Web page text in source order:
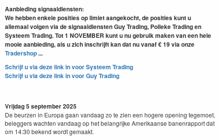
Aanbieding signaaldiensten:
Wehebben enkele posities op limiet aangekocht, de posities kunt u
allemaal volgen via de signaaldiensten Guy Trading, Polleke Trading en
Systeem Trading. Tot 1 NOVEMBER kunt u nu gebruik maken van een hele
mooie aanbieding, als u zich inschrijft kan dat nu vanaf € 19 via onze
Tradershop...
Schrijf u via deze link in voor Systeem Trading
Schrijf u via deze link in voor Guy Trading
Vrijdag 5 september 2025
De beurzen in Europa gaan vandaag zo te zien een hogere opening tegemoet,
beleggers wachten vandaag op het belangrijke Amerikaanse banenrapport dat
om 14:30 bekend wordt gemaakt.